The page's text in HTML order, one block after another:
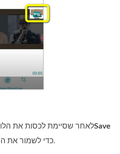
לאחר שסיימת לכסות אתSave
כדי לשמור את הסרטון שלך ללא לוגו.